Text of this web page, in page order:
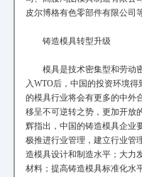
皮尔博格有色零部件有限公司
铸造模具转型升级
模具是技术密集型和劳动密
入WTO后，中国的投资环境
的模具行业将会有更多的中外
移呈不可逆转之势，更加开放
辉指出，中国的铸造模具企业
极推进行业管理，建立行业管
造模具设计和制造水平；大力
材料；提高铸造模具标准化水